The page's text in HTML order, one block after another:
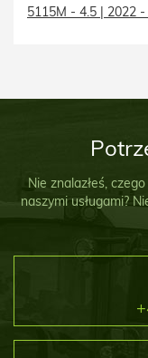
5115M - 4.5 | 2022
Nie znalazłeś,
naszymi usługami?